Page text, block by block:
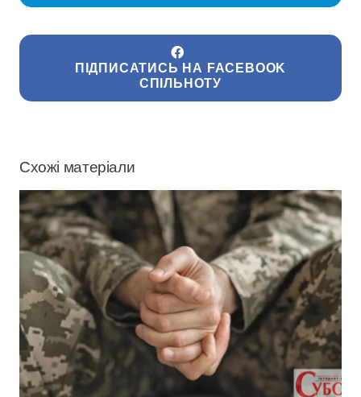
ПІДПИСАТИСЬ НА FACEBOOK
СПІЛЬНОТУ
Схожі матеріали